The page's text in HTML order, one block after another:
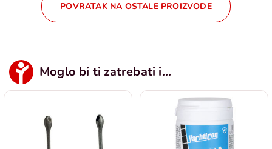
POVRATAK NA OSTALE PROIZVODE
Moglo bi ti zatrebati i...